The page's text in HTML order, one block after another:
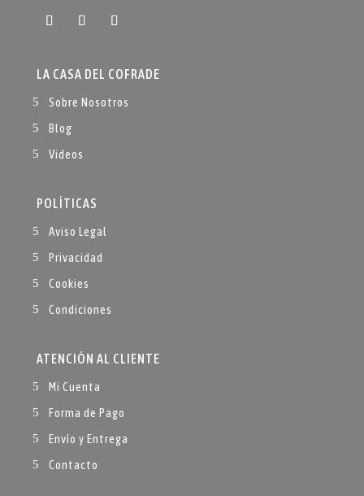
LA CASA DEL COFRADE
Sobre Nosotros
Blog
Videos
POLÍTICAS
Aviso Legal
Privacidad
Cookies
Condiciones
ATENCIÓN AL CLIENTE
Mi Cuenta
Forma de Pago
Envío y Entrega
Contacto